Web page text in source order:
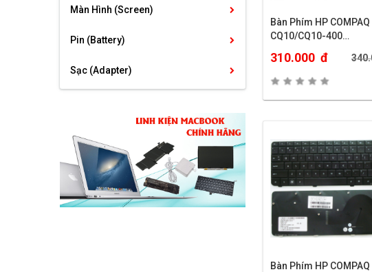
Màn Hình (Screen)
Pin (Battery)
Sạc (Adapter)
Bàn Phím HP COMPAQ
CQ10/CQ10-400…
310.000 đ
Bàn Phím HP COMPAQ